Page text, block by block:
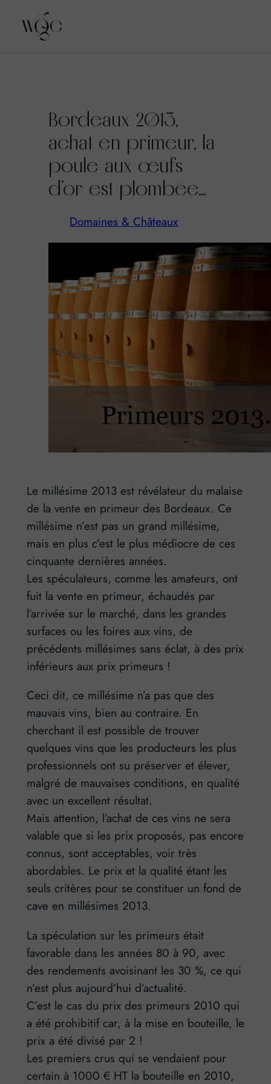
Bordeaux 2013,
achat en primeur, la
poule aux œufs
d’or est plombée…
Domaines & Châteaux
Le millésime 2013 est révélateur du malaise
de la vente en primeur des Bordeaux. Ce
millésime n’est pas un grand millésime,
mais en plus c’est le plus médiocre de ces
cinquante dernières années.
Les spéculateurs, comme les amateurs, ont
fuit la vente en primeur, échaudés par
l’arrivée sur le marché, dans les grandes
surfaces ou les foires aux vins, de
précédents millésimes sans éclat, à des prix
inférieurs aux prix primeurs !
Ceci dit, ce millésime n’a pas que des
mauvais vins, bien au contraire. En
cherchant il est possible de trouver
quelques vins que les producteurs les plus
professionnels ont su préserver et élever,
malgré de mauvaises conditions, en qualité
avec un excellent résultat.
Mais attention, l’achat de ces vins ne sera
valable que si les prix proposés, pas encore
connus, sont acceptables, voir très
abordables. Le prix et la qualité étant les
seuls critères pour se constituer un fond de
cave en millésimes 2013.
La spéculation sur les primeurs était
favorable dans les années 80 à 90, avec
des rendements avoisinant les 30 %, ce qui
n’est plus aujourd’hui d’actualité.
C’est le cas du prix des primeurs 2010 qui
a été prohibitif car, à la mise en bouteille, le
prix a été divisé par 2 !
Les premiers crus qui se vendaient pour
certain à 1000 € HT la bouteille en 2010,